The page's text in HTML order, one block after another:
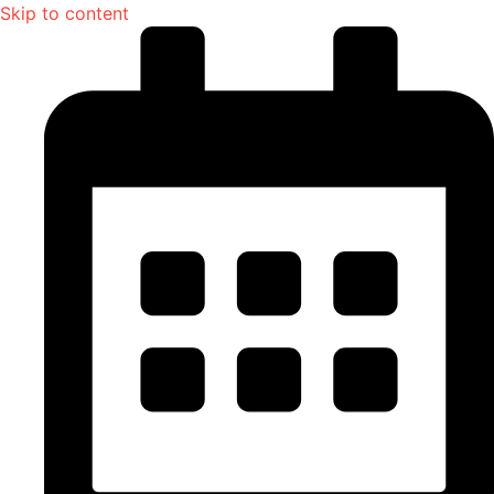
Skip to content